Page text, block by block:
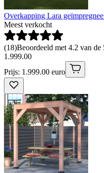
Overkapping Lara
Meest verkocht
(18)Beoordeeld met 4.2 van
1 .999.00
Prijs: 1.999.00 euro